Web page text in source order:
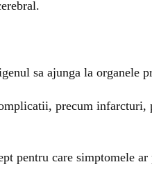
sa ajunga la organele
precum
pentru care simptomele